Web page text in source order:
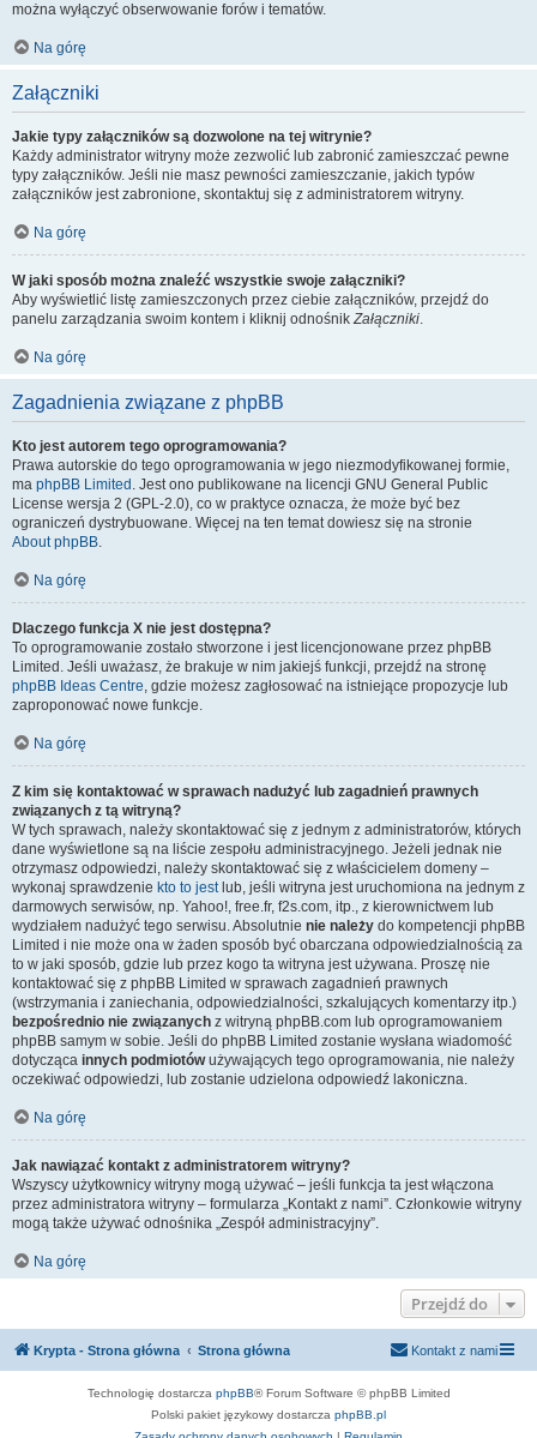
można wyłączyć obserwowanie forów i tematów.
Na górę
Załączniki
Jakie typy załączników są dozwolone na tej witrynie?
Każdy administrator witryny może zezwolić lub zabronić zamieszczać pewne
typy załączników. Jeśli nie masz pewności zamieszczanie, jakich typów
załączników jest zabronione, skontaktuj się z administratorem witryny.
Na górę
W jaki sposób można znaleźć wszystkie swoje załączniki?
Aby wyświetlić listę zamieszczonych przez ciebie załączników, przejdź do
panelu zarządzania swoim kontem i kliknij odnośnikZałączniki.
Na górę
Zagadnienia związane z phpBB
Kto jest autorem tego oprogramowania?
Prawa autorskie do tego oprogramowania w jego niezmodyfikowanej formie,
ma phpBB Limited . Jest ono publikowane na licencji GNU General Public
License wersja 2 (GPL-2.0), co w praktyce oznacza, że może być bez
ograniczeń dystrybuowane. Więcej na ten temat dowiesz się na stronie
About phpBB.
Na górę
Dlaczego funkcja X nie jest dostępna?
To oprogramowanie zostało stworzone i jest licencjonowane przez phpBB
Limited. Jeśli uważasz, że brakuje w nim jakiejś funkcji, przejdź na stronę
phpBB Ideas Centre, gdzie możesz zagłosować na istniejące propozycje lub
zaproponować nowe funkcje.
Na górę
Z kim się kontaktować w sprawach nadużyć lub zagadnień prawnych
związanych z tą witryną?
W tych sprawach, należy skontaktować się z jednym z administratorów, których
dane wyświetlone są na liście zespołu administracyjnego. Jeżeli jednak nie
otrzymasz odpowiedzi, należy skontaktować się z właścicielem domeny –
wykonaj sprawdzenie kto to jestlub, jeśli witryna jest uruchomiona na jednym z
darmowych serwisów, np. Yahoo!, free.fr, f2s.com, itp., z kierownictwem lub
wydziałem nadużyć tego serwisu. Absolutnie nie należy do kompetencji phpBB
Limited i nie może ona w żaden sposób być obarczana odpowiedzialnością za
to w jaki sposób, gdzie lub przez kogo ta witryna jest używana. Proszę nie
kontaktować się z phpBB Limited w sprawach zagadnień prawnych
(wstrzymania i zaniechania, odpowiedzialności, szkalujących komentarzy itp.)
bezpośrednio nie związanych z witryną phpBB.com lub oprogramowaniem
phpBB samym w sobie. Jeśli do phpBB Limited zostanie wysłana wiadomość
dotycząca innych podmiotówużywających tego oprogramowania, nie należy
oczekiwać odpowiedzi, lub zostanie udzielona odpowiedź lakoniczna.
Na górę
Jak nawiązać kontakt z administratorem witryny?
Wszyscy użytkownicy witryny mogą używać – jeśli funkcja ta jest włączona
przez administratora witryny – formularza „Kontakt z nami”. Członkowie witryny
mogą także używać odnośnika „Zespół administracyjny”.
Na górę
Przejdź do
Krypta - Strona główna Strona główna Kontakt z nami
Technologię dostarcza phpBB® Forum Software © phpBB Limited
Polski pakiet językowy dostarcza phpBB.pl